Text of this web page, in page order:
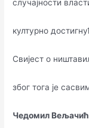
случајности
културно
Свијест о
због тога је
Чедомил Вељачић